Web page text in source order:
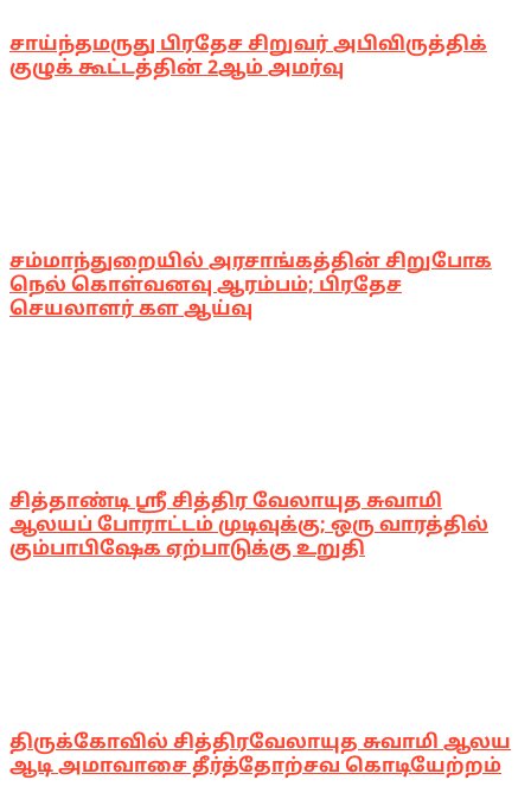
சாய்ந்தமருது பிரதேச சிறுவர் அபிவிருத்திக்
குழுக் கூட்டத்தின் 2ஆம் அமர்வு
சம்மாந்துறையில் அரசாங்கத்தின் சிறுபோக
நெல் கொள்வனவு ஆரம்பம்; பிரதேச
செயலாளர் கள ஆய்வு
சித்தாண்டி ஸ்ரீ சித்திர வேலாயுத சுவாமி
ஆலயப் போராட்டம் முடிவுக்கு; ஒரு வாரத்தில்
கும்பாபிஷேக ஏற்பாடுக்கு உறுதி
திருக்கோவில் சித்திரவேலாயுத சுவாமி ஆலய
ஆடி அமாவாசை தீர்த்தோற்சவ கொடியேற்றம்